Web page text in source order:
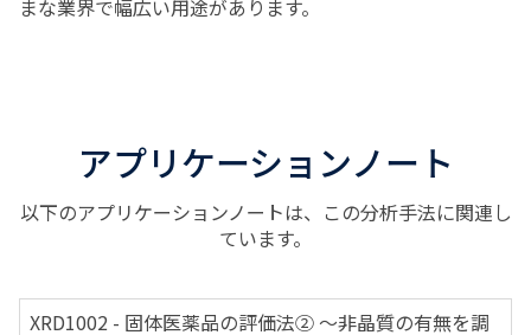
まな業界で幅広い用途があります。
アプリケーションノート
以下のアプリケーションノートは、この分析手法に関連し
ています。
XRD1002 - 固体医薬品の評価法② ～非晶質の有無を調